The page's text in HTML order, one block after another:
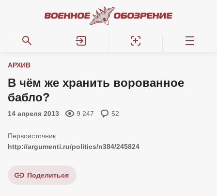
АРХИВ
В чём же хранить ворованное
бабло?
14 апреля 2013 9 247 52
http://argumenti.ru/politics/n384/245824
Поделиться